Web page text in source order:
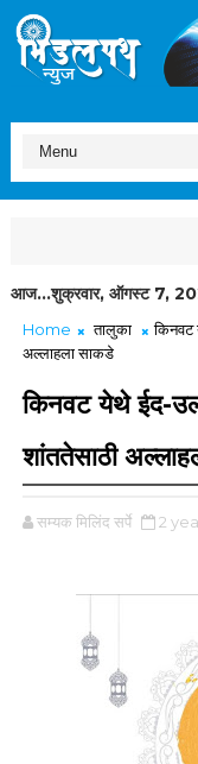
आज...शुक्रवार, ऑगस्ट 7,
Home तालुका
किनवट
अल्लाहला साकडे
किनवट येथे ईद-
शांततेसाठी
सम्यक मिलिंद सर्पे 2